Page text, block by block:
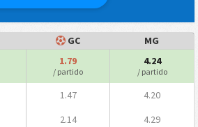
GC MG
1.79
/ partido
4.24
/ partido
1.47 4.20
2.14 4.29